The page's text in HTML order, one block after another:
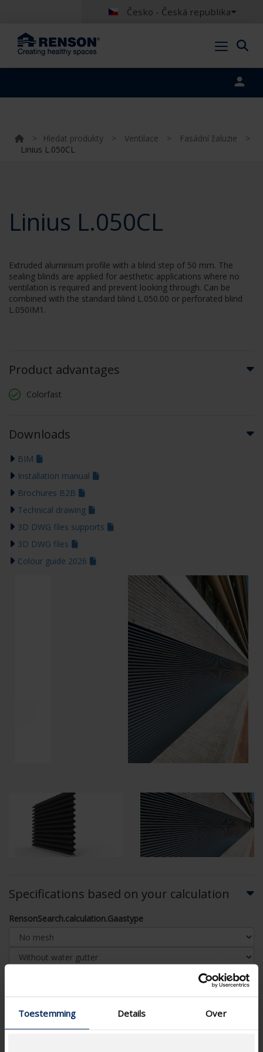
Toestemming Details Over
Česko - Česká republika
> Hledat produkty > Ventilace > Fasádní žaluzie
>
Linius L.050CL
Linius L.050CL
Extruded aluminium profile with a blind step of 50 mm. The
sealing blinds are applied for aesthetic applications where no
ventilation is required and prevent looking through. Can be
combined with the standard blind L.050.00 or perforated blind
L.050IM1.
Product advantages
Colorfast
Downloads
BIM
Installation manual
Brochures B2B
Technical drawing
3D DWG files supports
3D DWG files
Colour guide 2026
Specifications based on your calculation
RensonSearch.calculation.Gaastype
Technical Specifications